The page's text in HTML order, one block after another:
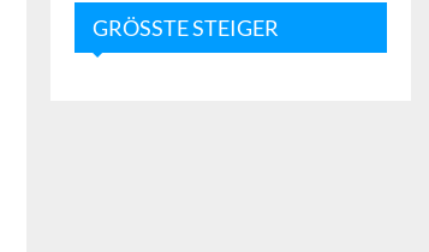
GRÖSSTE STEIGER